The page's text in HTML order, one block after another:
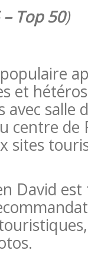
Top 50)
et
avec salle
centre de
sites
David